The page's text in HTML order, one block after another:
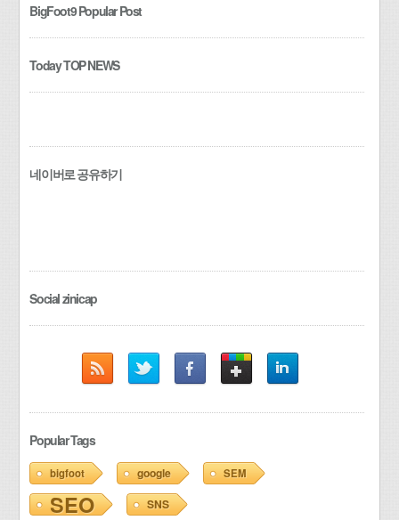
BigFoot9 Popular Post
Today TOP NEWS
네이버로 공유하기
Social zinicap
Popular Tags
bigfoot google SEM
SEO SNS